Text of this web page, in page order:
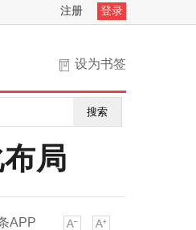
注册 登录
设为书签
搜索
局
APP